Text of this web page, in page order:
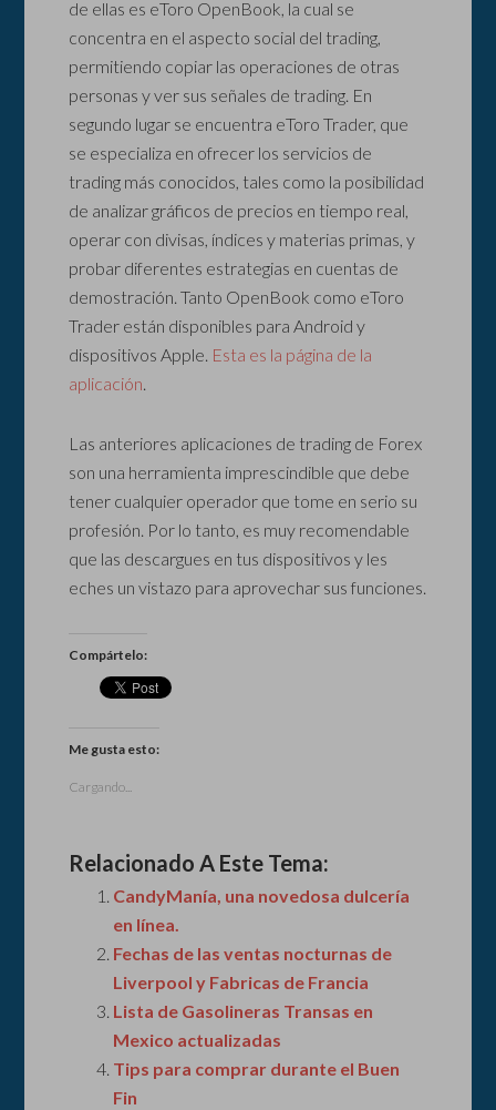
de ellas es eToro OpenBook, la cual se
concentra en el aspecto social del trading,
permitiendo copiar las operaciones de otras
personas y ver sus señales de trading. En
segundo lugar se encuentra eToro Trader, que
se especializa en ofrecer los servicios de
trading más conocidos, tales como la posibilidad
de analizar gráficos de precios en tiempo real,
operar con divisas, índices y materias primas, y
probar diferentes estrategias en cuentas de
demostración. Tanto OpenBook como eToro
Trader están disponibles para Android y
dispositivos Apple. Esta es la página de la
aplicación.
Las anteriores aplicaciones de trading de Forex
son una herramienta imprescindible que debe
tener cualquier operador que tome en serio su
profesión. Por lo tanto, es muy recomendable
que las descargues en tus dispositivos y les
eches un vistazo para aprovechar sus funciones.
Compártelo:
Me gusta esto:
Cargando...
Relacionado A Este Tema:
CandyManía, una novedosa dulcería
en línea.
Fechas de las ventas nocturnas de
Liverpool y Fabricas de Francia
Lista de Gasolineras Transas en
Mexico actualizadas
Tips para comprar durante el Buen
Fin